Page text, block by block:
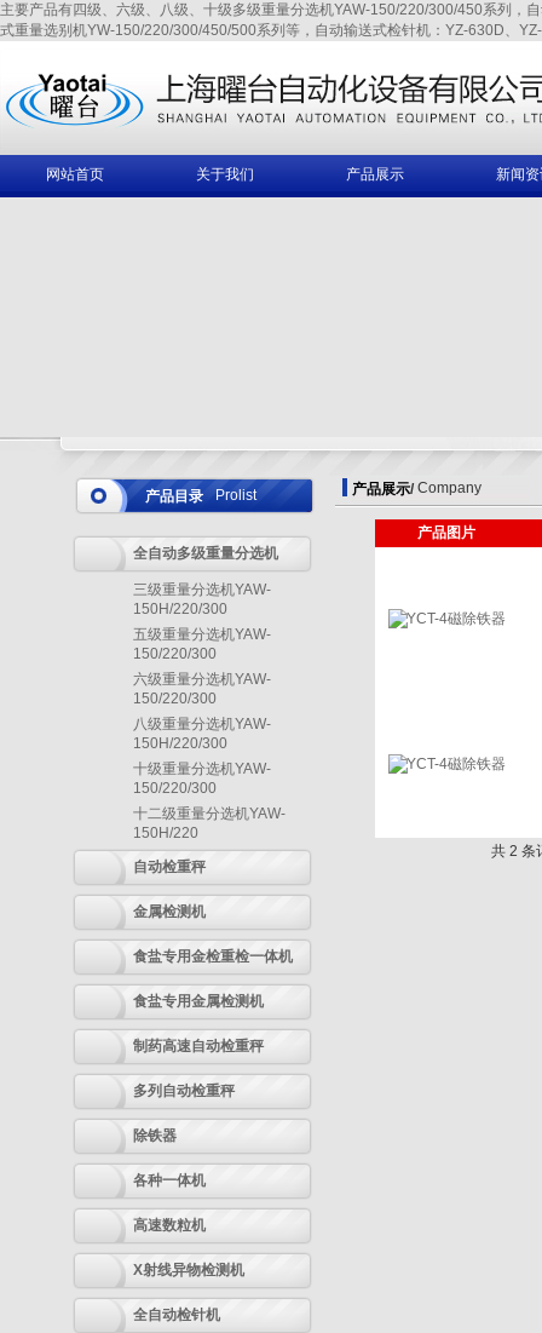
主要产品有四级、六级、八级、十级多级重量分选机YAW-150/220/300/450系列
式重量选别机YW-150/220/300/450/500系列等，自动输送式检针机：YZ-630D、
网站首页 关于我们 产品展示 新闻
产品目录 Prolist
全自动多级重量分选机
三级重量分选机YAW-
150H/220/300
五级重量分选机YAW-
150/220/300
六级重量分选机YAW-
150/220/300
八级重量分选机YAW-
150H/220/300
十级重量分选机YAW-
150/220/300
十二级重量分选机YAW-
150H/220
自动检重秤
金属检测机
食盐专用金检重检一体机
食盐专用金属检测机
制药高速自动检重秤
多列自动检重秤
除铁器
各种一体机
高速数粒机
X射线异物检测机
全自动检针机
产品展示/ Company
产品图片
共 2 条